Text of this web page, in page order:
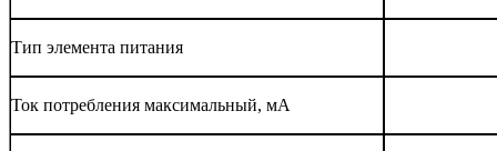
Тип элемента питания
Ток потребления максимальный, мА